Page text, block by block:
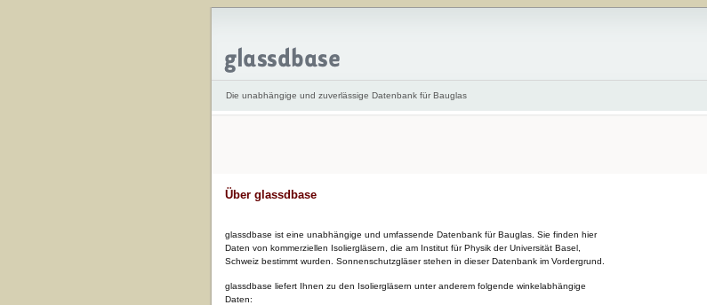
Die unabhängige und zuverlässige Datenbank für Bauglas
Über glassdbase
glassdbase ist eine unabhängige und umfassende Datenbank für Bauglas. Sie finden hier
Daten von kommerziellen Isoliergläsern, die am Institut für Physik der Universität Basel,
Schweiz bestimmt wurden. Sonnenschutzgläser stehen in dieser Datenbank im Vordergrund.
glassdbase liefert Ihnen zu den Isoliergläsern unter anderem folgende winkelabhängige
Daten: